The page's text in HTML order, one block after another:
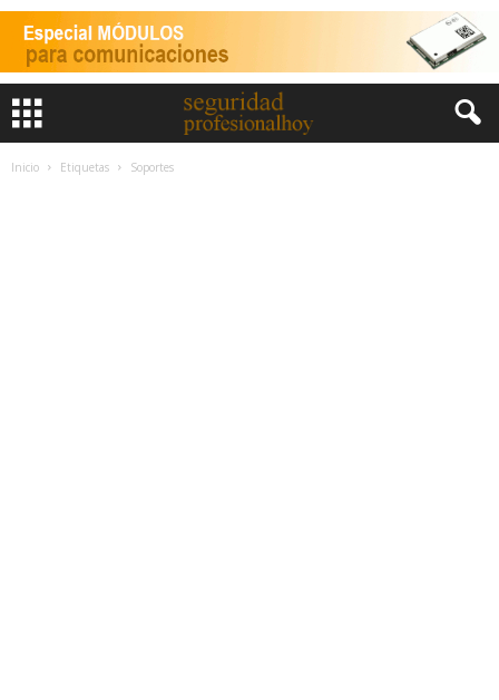
Inicio Etiquetas Soportes